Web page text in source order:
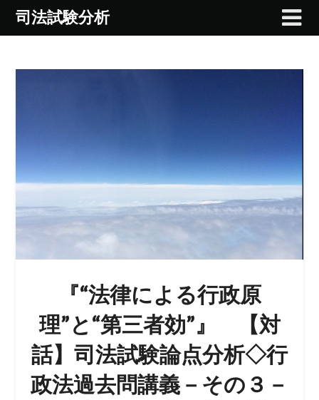
Skip司法試験分析
『“法律による行政原
理”と“第三者効”』 【対
話】司法試験論点分析◇行
政法過去問講義－その３－